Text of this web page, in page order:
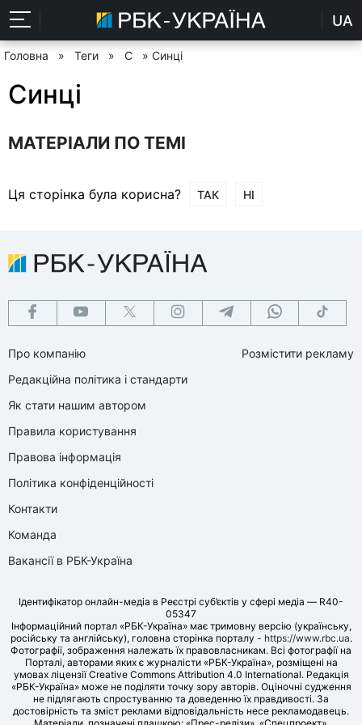
UA
Головна » Теги » С » Синці
Синці
МАТЕРІАЛИ ПО ТЕМІ
Ця сторінка була корисна? ТАК НІ
Про компанію
Редакційна політика і стандарти
Як стати нашим автором
Правила користування
Правова інформація
Політика конфіденційності
Контакти
Команда
Вакансії в РБК-Україна
Розмістити рекламу
Ідентифікатор онлайн-медіа в Реєстрі суб’єктів у сфері медіа — R40-
05347
Інформаційний портал «РБК-Україна» має тримовну версію (українську,
російську та англійську), головна сторінка порталу - https://www.rbc.ua.
Фотографії, зображення належать їх правовласникам. Всі фотографії на
Порталі, авторами яких є журналісти «РБК-Україна», розміщені на
умовах ліцензії Creative Commons Attribution 4.0 International. Редакція
«РБК-Україна» може не поділяти точку зору авторів. Оціночні судження
не підлягають спростуванню та доведенню їх правдивості. За
достовірність та зміст реклами відповідальність несе рекламодавець.